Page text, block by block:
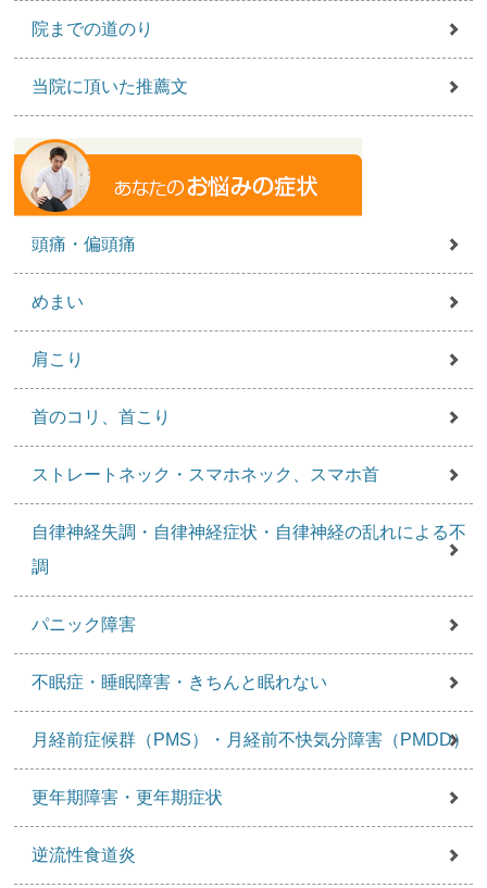
院までの道のり
当院に頂いた推薦文
頭痛・偏頭痛
めまい
肩こり
首のコリ、首こり
ストレートネック・スマホネック、スマホ首
自律神経失調・自律神経症状・自律神経の乱れによる不
調
パニック障害
不眠症・睡眠障害・きちんと眠れない
月経前症候群（PMS）・月経前不快気分障害（PMDD）
更年期障害・更年期症状
逆流性食道炎